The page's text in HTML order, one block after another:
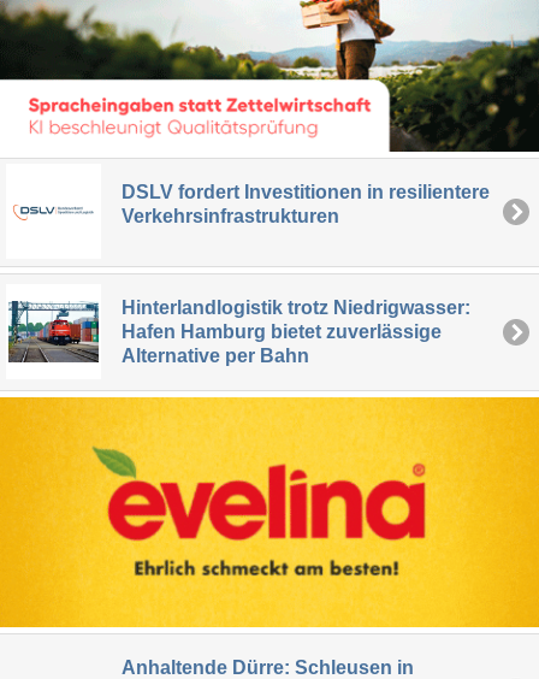
DSLV fordert Investitionen in resilientere
Verkehrsinfrastrukturen
Hinterlandlogistik trotz Niedrigwasser:
Hafen Hamburg bietet zuverlässige
Alternative per Bahn
Anhaltende Dürre: Schleusen in